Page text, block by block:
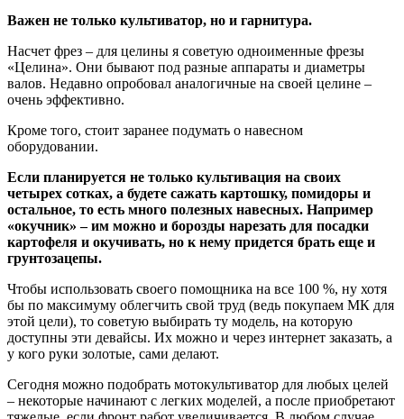
Важен не только культиватор, но и гарнитура.
Насчет фрез – для целины я советую одноименные фрезы
«Целина». Они бывают под разные аппараты и диаметры
валов. Недавно опробовал аналогичные на своей целине –
очень эффективно.
Кроме того, стоит заранее подумать о навесном
оборудовании.
Если планируется не только культивация на своих
четырех сотках, а будете сажать картошку, помидоры и
остальное, то есть много полезных навесных. Например
«окучник» – им можно и борозды нарезать для посадки
картофеля и окучивать, но к нему придется брать еще и
грунтозацепы.
Чтобы использовать своего помощника на все 100 %, ну хотя
бы по максимуму облегчить свой труд (ведь покупаем МК для
этой цели), то советую выбирать ту модель, на которую
доступны эти девайсы. Их можно и через интернет заказать, а
у кого руки золотые, сами делают.
Сегодня можно подобрать мотокультиватор для любых целей
– некоторые начинают с легких моделей, а после приобретают